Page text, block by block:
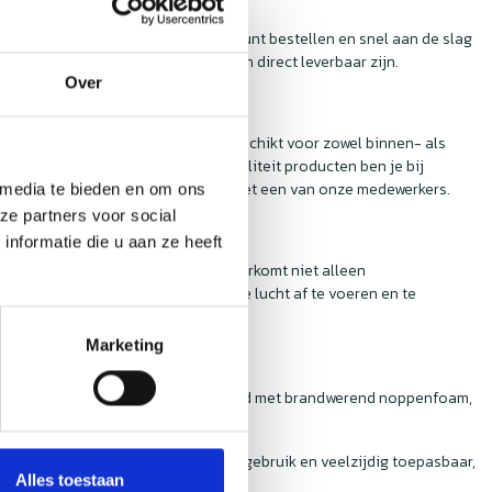
Over
te bieden en om ons
partners voor social
die u aan ze heeft
Marketing
Alles toestaan
betekent dat je vandaag nog kunt bestellen en snel aan de slag
je zeker weet dat de producten direct leverbaar zijn.
geluid. De afzuigboxen zijn geschikt voor zowel binnen- als
omgevingen. Voor de beste kwaliteit producten ben je bij
kun je altijd contact opnemen met een van onze medewerkers.
Een goed ventilatiesysteem voorkomt niet alleen
om warme, vochtige en vervuilde lucht af te voeren en te
stalen boxen zijn bekleed met brandwerend noppenfoam,
zijn bijzonder stil in gebruik en veelzijdig toepasbaar,